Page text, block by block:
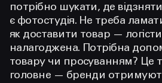
потрібно шукати, де
є фотостудія. Не треба
як доставити товар —
налагоджена. Потрібна
товару чи просуванням? Це
головне — бренди